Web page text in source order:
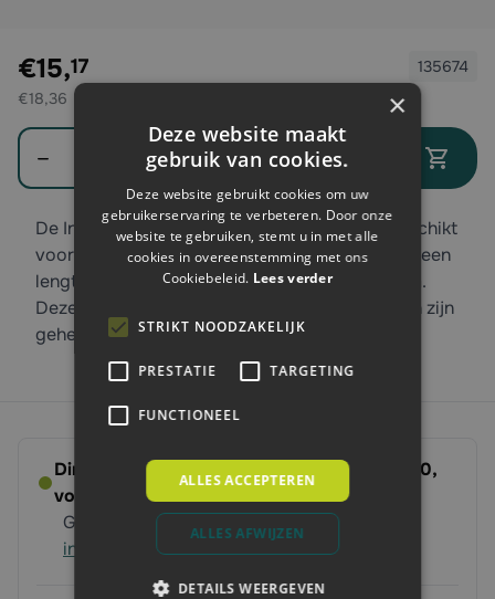
Exclusief btw:
€15,17
€18,36
135674
Aantal
In winkelwagen
De Insultimber tussenpaal van Gallagher is geschikt
voor de permanente afrastering. De paal heeft een
lengte van 150 cm en een dikte van 3,8 x 3,8cm.
Deze houten palen gaan tot wel 30 jaar mee en zijn
geheel onderhoudsvrij!
Direct leverbaar - Bestel voor dinsdag 14:00,
volgende werkdag op ’t erf
Gratis verzending vanaf 250 euro
informatie
×
Deze website maakt
gebruik van cookies.
Deze website gebruikt cookies om uw
gebruikerservaring te verbeteren. Door onze
website te gebruiken, stemt u in met alle
cookies in overeenstemming met ons
Cookiebeleid. Lees verder
STRIKT NOODZAKELIJK
PRESTATIE TARGETING
FUNCTIONEEL
ALLES ACCEPTEREN
ALLES AFWIJZEN
DETAILS WEERGEVEN